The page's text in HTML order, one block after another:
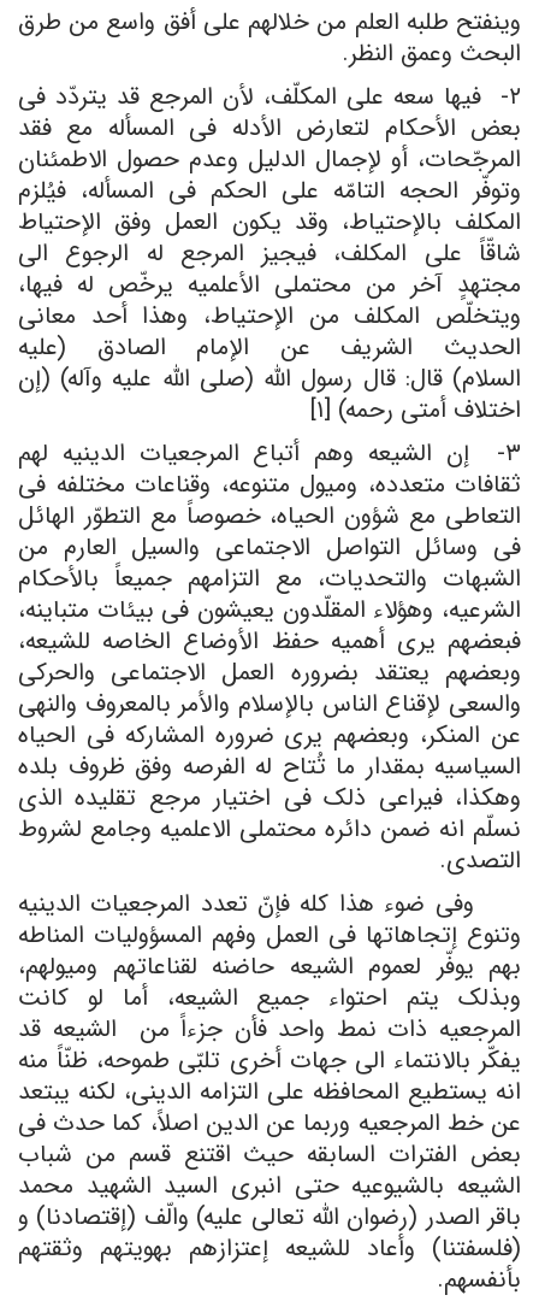
وینفتح طلبه العلم من خلالهم على أفق واسع من طرق
البحث وعمق النظر.
۲- فیها سعه على المکلّف، لأن المرجع قد یتردّد فی
بعض الأحکام لتعارض الأدله فی المسأله مع فقد
المرجّحات، أو لإجمال الدلیل وعدم حصول الاطمئنان
وتوفّر الحجه التامّه على الحکم فی المسأله، فیُلزم
المکلف بالإحتیاط، وقد یکون العمل وفق الإحتیاط
شاقّاً على المکلف، فیجیز المرجع له الرجوع الى
مجتهدٍ آخر من محتملی الأعلمیه یرخّص له فیها،
ویتخلّص المکلف من الإحتیاط، وهذا أحد معانی
الحدیث الشریف عن الإمام الصادق (علیه
السلام) قال: قال رسول الله (صلى الله علیه وآله) (إن
اختلاف أمتی رحمه) [۱]
۳- إن الشیعه وهم أتباع المرجعیات الدینیه لهم
ثقافات متعدده، ومیول متنوعه، وقناعات مختلفه فی
التعاطی مع شؤون الحیاه، خصوصاً مع التطوّر الهائل
فی وسائل التواصل الاجتماعی والسیل العارم من
الشبهات والتحدیات، مع التزامهم جمیعاً بالأحکام
الشرعیه، وهؤلاء المقلّدون یعیشون فی بیئات متباینه،
فبعضهم یرى أهمیه حفظ الأوضاع الخاصه للشیعه،
وبعضهم یعتقد بضروره العمل الاجتماعی والحرکی
والسعی لإقناع الناس بالإسلام والأمر بالمعروف والنهی
عن المنکر، وبعضهم یرى ضروره المشارکه فی الحیاه
السیاسیه بمقدار ما تُتاح له الفرصه وفق ظروف بلده
وهکذا، فیراعی ذلک فی اختیار مرجع تقلیده الذی
نسلّم انه ضمن دائره محتملی الاعلمیه وجامع لشروط
التصدی.
وفی ضوء هذا کله فإنّ تعدد المرجعیات الدینیه
وتنوع إتجاهاتها فی العمل وفهم المسؤولیات المناطه
بهم یوفّر لعموم الشیعه حاضنه لقناعاتهم ومیولهم،
وبذلک یتم احتواء جمیع الشیعه، أما لو کانت
المرجعیه ذات نمط واحد فأن جزءاً من الشیعه قد
یفکّر بالانتماء الى جهات أخرى تلبّی طموحه، ظنّاً منه
انه یستطیع المحافظه على التزامه الدینی، لکنه یبتعد
عن خط المرجعیه وربما عن الدین اصلاً، کما حدث فی
بعض الفترات السابقه حیث اقتنع قسم من شباب
الشیعه بالشیوعیه حتى انبرى السید الشهید محمد
باقر الصدر (رضوان الله تعالى علیه) والّف (إقتصادنا) و
(فلسفتنا) وأعاد للشیعه إعتزازهم بهویتهم وثقتهم
بأنفسهم.